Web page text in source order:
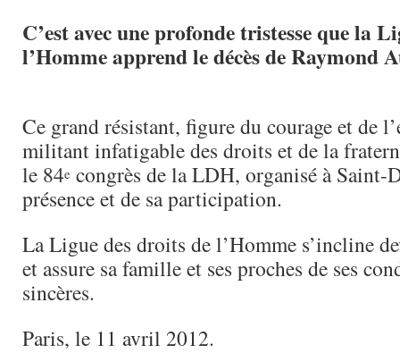
C’est avec une profonde tristesse que la
l’Homme apprend le décès de Raymond
Ce grand résistant, figure du courage et de
militant infatigable des droits et de la
le 84e congrès de la LDH, organisé à Saint-
présence et de sa participation.
La Ligue des droits de l’Homme s’incline
et assure sa famille et ses proches de ses
sincères.
Paris, le 11 avril 2012.